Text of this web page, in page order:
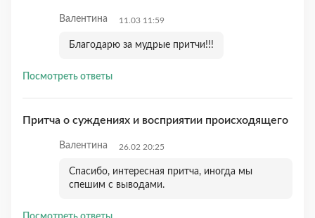
Валентина 11.03 11:59
Благодарю за мудрые притчи!!!
Посмотреть ответы
Притча о суждениях и восприятии происходящего
Валентина 26.02 20:25
Спасибо, интересная притча, иногда мы
спешим с выводами.